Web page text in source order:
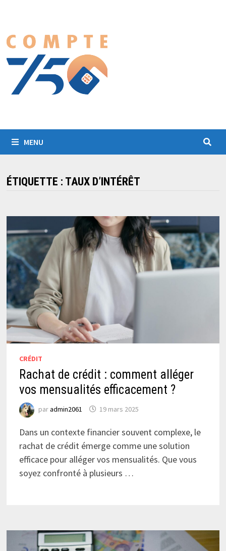
contenu
MENU
ÉTIQUETTE : TAUX D’INTÉRÊT
CRÉDIT
Rachat de crédit : comment alléger
vos mensualités efficacement ?
paradmin2061 19 mars 2025
Dans un contexte financier souvent complexe, le
rachat de crédit émerge comme une solution
efficace pour alléger vos mensualités. Que vous
soyez confronté à plusieurs …